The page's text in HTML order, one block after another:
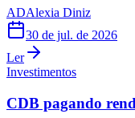
ADAlexia Diniz
30 de jul. de 2026
Ler
Investimentos
CDB pagando